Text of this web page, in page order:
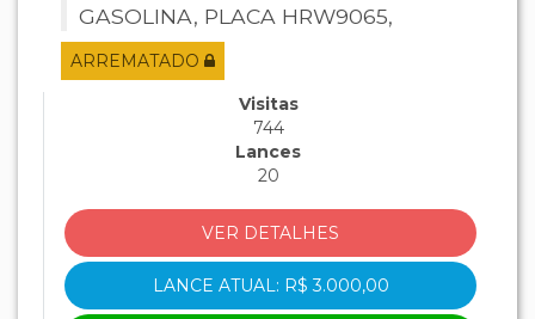
GASOLINA, PLACA HRW9065,
RENAVAM 809057247, CHASSI
9C2JC30103R259389, MOTOR
JC30E13259389.
ARREMATADO
Visitas
744
Lances
20
VER DETALHES
LANCE ATUAL: R$ 3.000,00